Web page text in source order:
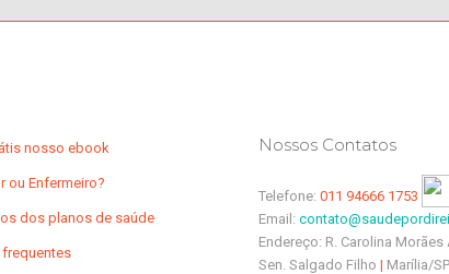
nosso ebook
ou Enfermeiro?
dos planos de saúde
Nossos Contatos
Telefone: 011 94666 1753
Email:
Endereço: R. Carolina Morães
Sen. Salgado Filho | Marília/SP